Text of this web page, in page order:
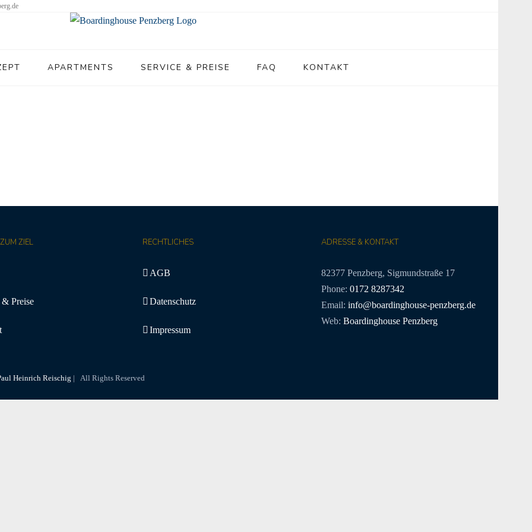
APARTMENTS SERVICE & PREISE FAQ KONTAKT
ZIEL
Preise
RECHTLICHES
AGB
Datenschutz
Impressum
ADRESSE & KONTAKT
82377 Penzberg, Sigmundstraße 17
Phone: 0172 8287342
Email: info@boardinghouse-penzberg.de
Web: Boardinghouse Penzberg
Heinrich Reischig | All Rights Reserved